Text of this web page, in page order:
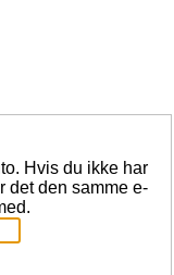
Hvis du ikke har
det den samme e-